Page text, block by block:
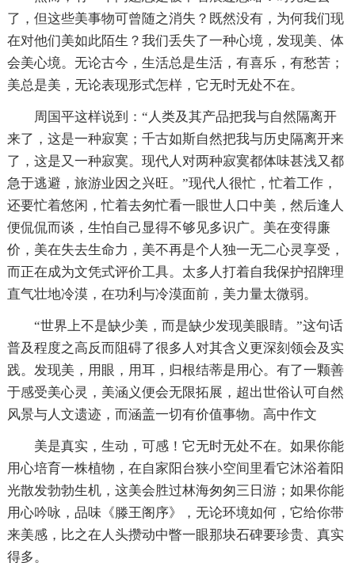
了，但这些美事物可曾随之消失？既然没有，为何我们现
在对他们美如此陌生？我们丢失了一种心境，发现美、体
会美心境。无论古今，生活总是生活，有喜乐，有愁苦；
美总是美，无论表现形式怎样，它无时无处不在。
周国平这样说到：“人类及其产品把我与自然隔离开
来了，这是一种寂寞；千古如斯自然把我与历史隔离开来
了，这是又一种寂寞。现代人对两种寂寞都体味甚浅又都
急于逃避，旅游业因之兴旺。”现代人很忙，忙着工作，
还要忙着悠闲，忙着去匆忙看一眼世人口中美，然后逢人
便侃侃而谈，生怕自己显得不够见多识广。美在变得廉
价，美在失去生命力，美不再是个人独一无二心灵享受，
而正在成为文凭式评价工具。太多人打着自我保护招牌理
直气壮地冷漠，在功利与冷漠面前，美力量太微弱。
“世界上不是缺少美，而是缺少发现美眼睛。”这句话
普及程度之高反而阻碍了很多人对其含义更深刻领会及实
践。发现美，用眼，用耳，归根结蒂是用心。有了一颗善
于感受美心灵，美涵义便会无限拓展，超出世俗认可自然
风景与人文遗迹，而涵盖一切有价值事物。高中作文
美是真实，生动，可感！它无时无处不在。如果你能
用心培育一株植物，在自家阳台狭小空间里看它沐浴着阳
光散发勃勃生机，这美会胜过林海匆匆三日游；如果你能
用心吟咏，品味《滕王阁序》，无论环境如何，它给你带
来美感，比之在人头攒动中瞥一眼那块石碑要珍贵、真实
得多。